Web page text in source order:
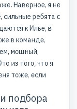
Наверное, я не
сильные ребята с
к Илье, в
в команде,
мощный,
из того, что я
тоже, если
подбора